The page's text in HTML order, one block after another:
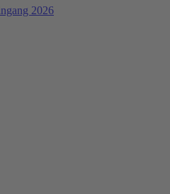
2026